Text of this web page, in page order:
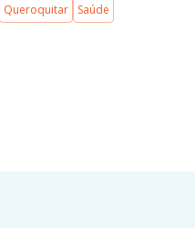
Queroquitar Saúde